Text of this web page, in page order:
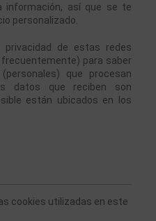
información, así que se te
personalizado.
de estas redes
para saber
que procesan
datos que reciben son
están ubicados en los
cookies utilizadas en este